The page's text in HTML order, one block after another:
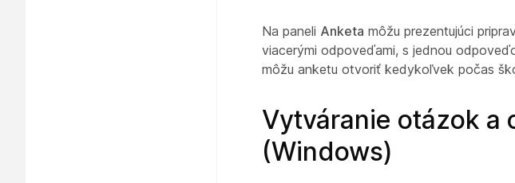
Na paneli Anketa môžu prezentujúci
viacerými odpoveďami, s jednou
môžu anketu otvoriť kedykoľvek počas
Vytváranie otázok a
(Windows)